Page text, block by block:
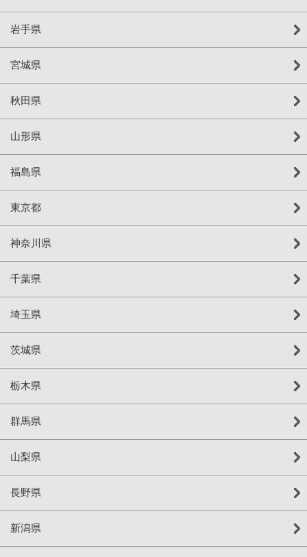
岩手県
宮城県
秋田県
山形県
福島県
東京都
神奈川県
千葉県
埼玉県
茨城県
栃木県
群馬県
山梨県
長野県
新潟県